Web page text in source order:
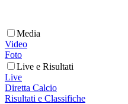
Media
Video
Foto
Live e Risultati
Live
Diretta Calcio
Risultati e Classifiche